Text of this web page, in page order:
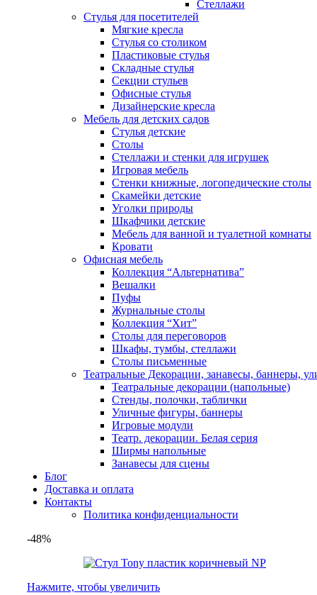
Стеллажи
Стулья для посетителей
Мягкие кресла
Стулья со столиком
Пластиковые стулья
Складные стулья
Секции стульев
Офисные стулья
Дизайнерские кресла
Мебель для детских садов
Стулья детские
Столы
Стеллажи и стенки для игрушек
Игровая мебель
Стенки книжные, логопедические столы
Скамейки детские
Уголки природы
Шкафчики детские
Мебель для ванной и туалетной комнаты
Кровати
Офисная мебель
Коллекция “Альтернатива”
Вешалки
Пуфы
Журнальные столы
Коллекция “Хит”
Столы для переговоров
Шкафы, тумбы, стеллажи
Столы письменные
Театральные Декорации, занавесы, баннеры,
Театральные декорации (напольные)
Стенды, полочки, таблички
Уличные фигуры, баннеры
Игровые модули
Театр. декорации. Белая серия
Ширмы напольные
Занавесы для сцены
Блог
Доставка и оплата
Контакты
Политика конфиденциальности
-48%
Нажмите, чтобы увеличить